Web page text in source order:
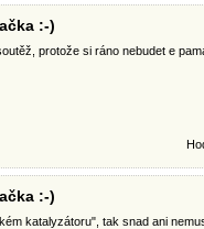
:-)
protože si ráno nebudet e
:-)
katalyzátoru", tak snad ani